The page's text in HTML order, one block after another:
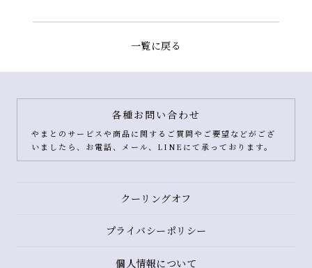
一覧に戻る
各種お問い合わせ
やまとのサービスや商品に関するご質問やご要望などがござ
いましたら、お電話、メール、LINEにて承っております。
クーリングオフ
プライバシーポリシー
個人情報について